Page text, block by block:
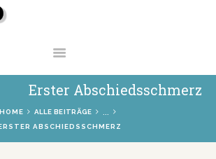
Erster Abschiedsschmerz
HOME ALLE BEITRÄGE
ABSCHIEDSSCHMERZ